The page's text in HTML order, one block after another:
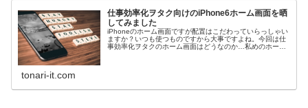
仕事効率化ヲタク向けのiPhone6ホーム画面を晒
してみました
iPhoneのホーム画面ですが配置はこだわっていらっしゃい
ますか？いつも使つものですから大事ですよね。今回は仕
事効率化ヲタクのホーム画面はどうなのか…私めのホーム
tonari-it.com